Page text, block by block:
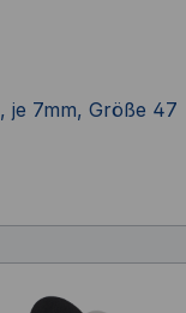
je 7mm, Größe 47